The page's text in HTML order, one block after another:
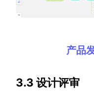
产品
3.3 设计评审